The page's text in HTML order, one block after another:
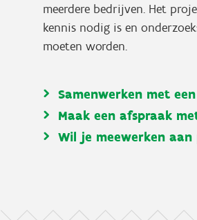
meerdere bedrijven. Het
kennis nodig is en
moeten worden.
Samenwerken met
Maak een afspraak
Wil je meewerken